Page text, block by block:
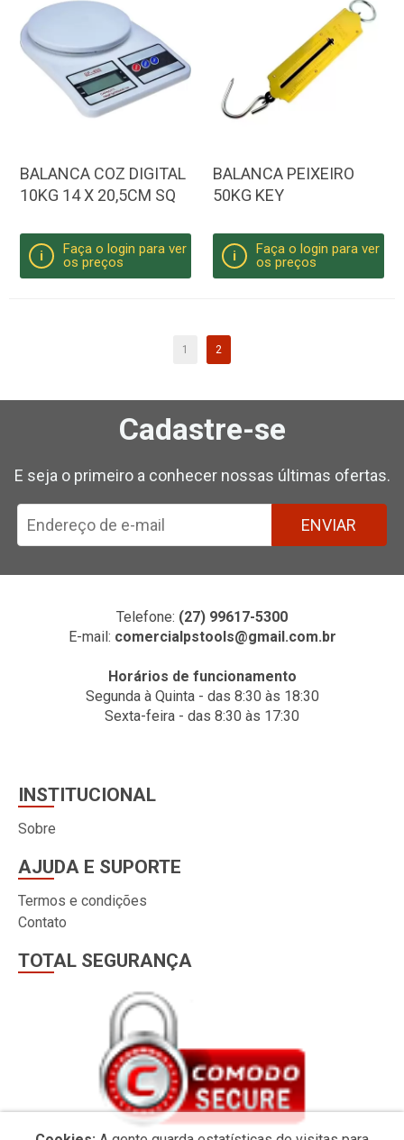
BALANCA COZ DIGITAL
10KG 14 X 20,5CM SQ
i
Faça o login para ver
os preços
BALANCA PEIXEIRO
50KG KEY
i
Faça o login para ver
os preços
1 2
Cadastre-se
E seja o primeiro a conhecer nossas últimas ofertas.
ENVIAR
Telefone: (27) 99617-5300
E-mail: comercialpstools@gmail.com.br
Horários de funcionamento
Segunda à Quinta - das 8:30 às 18:30
Sexta-feira - das 8:30 às 17:30
INSTITUCIONAL
Sobre
AJUDA E SUPORTE
Termos e condições
Contato
TOTAL SEGURANÇA